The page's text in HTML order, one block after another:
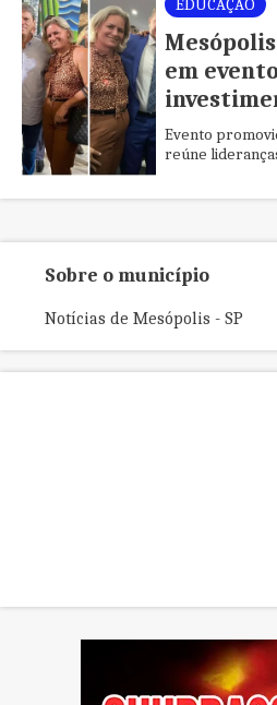
EDUCAÇÃO
em
Evento
reúne
Sobre o município
Notícias de Mesópolis - SP